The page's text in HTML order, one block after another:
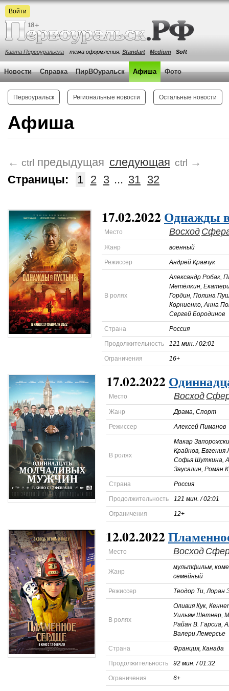
Войти
Карта Первоуральска тема оформления: Standart Medium Soft
Новости Справка ПирВОуральск Афиша Фото
Первоуральск Региональные новости Остальные новости
Афиша
← ctrl предыдущая следующая ctrl
→
Страницы:
1 2 3 ... 31 32
17.02.2022 Однажды
Место Восход
Жанр военный
Режиссер Андрей Кравчук
В ролях
Александр Робак,
Метёлкин,
Гордин, Полина
Корниенко, Анна
Сергей Бородинов
Страна Россия
Продолжительность 121 мин. / 02:01
Ограничения 16+
17.02.2022
Место Восход
Жанр Драма, Спорт
Режиссер Алексей Пиманов
В ролях
Макар
Крайнов, Евгения
Софья Шуткина,
Заусалин, Роман
Страна Россия
Продолжительность 121 мин. / 02:01
Ограничения 12+
12.02.2022
Место Восход
Жанр
мультфильм,
семейный
Режиссер Теодор Ти, Лоран
В ролях
Оливия Кук,
Уильям Шетнер,
Райан В. Гарсиа,
Валери Лемерсье
Страна Франция, Канада
Продолжительность 92 мин. / 01:32
Ограничения 6+